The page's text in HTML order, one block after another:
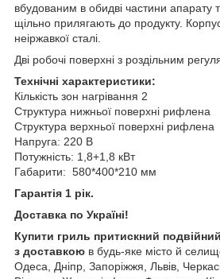
вбудованим в обидві частини апарату
щільно прилягають до продукту.
неіржавкої сталі.
Дві робочі поверхні з роздільним
Технічні характеристики:
Кількість зон нагрівання 2
Структура нижньої поверхні рифлена
Структура верхньої поверхні рифлена
Напруга: 220 В
Потужність: 1,8+1,8 кВт
Габарити: 580*400*210 мм
Гарантія 1 рік.
Доставка по Україні!
Купити гриль притискний
з доставкою в будь-яке місто й
Одеса, Дніпр, Запоріжжя, Львів,